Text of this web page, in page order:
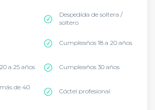
Despedida de soltera /
soltero
Cumpleaños 18 a 20 años
a 25 años Cumpleaños 30 años
de 40
Cóctel profesional